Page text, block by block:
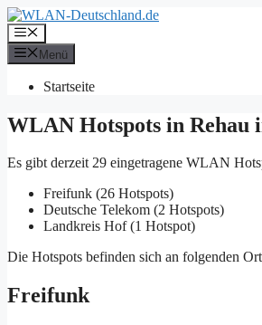
Zum
Inhalt
springen
Menü
Menü
Startseite
WLAN Hotspots in Rehau
Es gibt derzeit 29 eingetragene WLAN
Freifunk (26 Hotspots)
Deutsche Telekom (2 Hotspots)
Landkreis Hof (1 Hotspot)
Die Hotspots befinden sich an folgenden
Freifunk